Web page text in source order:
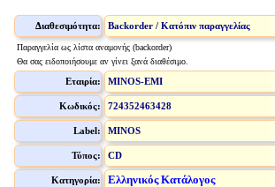
Διαθεσιμότητα: Backorder / Κατόπιν παραγγελίας
Παραγγελία ως λίστα αναμονής (backorder)
Θα σας ειδοποιήσουμε αν γίνει ξανά διαθέσιμο.
Εταιρία: MINOS-EMI
Κωδικός: 724352463428
Label: MINOS
Τύπος: CD
Κατηγορία: Ελληνικός Κατάλογος